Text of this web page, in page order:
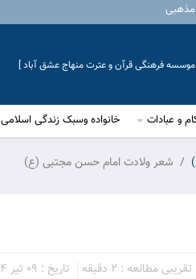
موسسه فرهنگی قرآن و عترت منهاج عشق آباد ]
و عبادات خانواده وسبک زندگی اسلامی
شعر ولادت امام حسن مجتبی (ع)
مطالعه : 2 دقیقه تاریخ : 09 تیر 1394